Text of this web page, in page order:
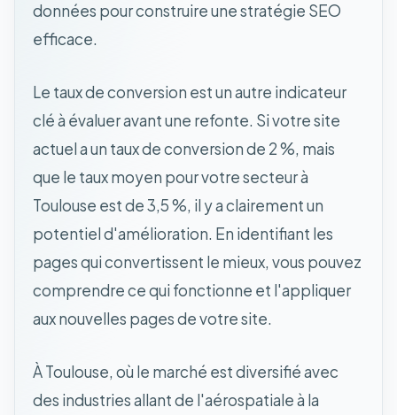
données pour construire une stratégie SEO
efficace.
Le taux de conversion est un autre indicateur
clé à évaluer avant une refonte. Si votre site
actuel a un taux de conversion de 2 %, mais
que le taux moyen pour votre secteur à
Toulouse est de 3,5 %, il y a clairement un
potentiel d'amélioration. En identifiant les
pages qui convertissent le mieux, vous pouvez
comprendre ce qui fonctionne et l'appliquer
aux nouvelles pages de votre site.
À Toulouse, où le marché est diversifié avec
des industries allant de l'aérospatiale à la